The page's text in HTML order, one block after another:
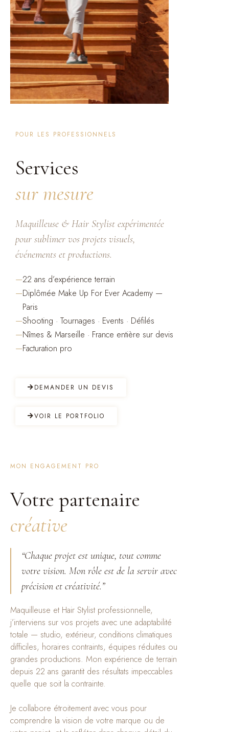
POUR LES PROFESSIONNELS
Services
sur mesure
Maquilleuse & Hair Stylist expérimentée
pour sublimer vos projets visuels,
événements et productions.
—22 ans d’expérience terrain
—Diplômée Make Up For Ever Academy —
Paris
—Shooting · Tournages · Events · Défilés
—Nîmes & Marseille · France entière sur devis
—Facturation pro
DEMANDER UN DEVIS
VOIR LE PORTFOLIO
MON ENGAGEMENT PRO
Votre partenaire
créative
“Chaque projet est unique, tout comme
votre vision. Mon rôle est de la servir avec
précision et créativité.”
Maquilleuse et Hair Stylist professionnelle,
j’interviens sur vos projets avec une adaptabilité
totale — studio, extérieur, conditions climatiques
difficiles, horaires contraints, équipes réduites ou
grandes productions. Mon expérience de terrain
depuis 22 ans garantit des résultats impeccables
quelle que soit la contrainte.
Je collabore étroitement avec vous pour
comprendre la vision de votre marque ou de